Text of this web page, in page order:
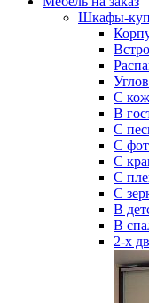
Шкафы-
С
В
С
С
С
С
С
В
В
2-х